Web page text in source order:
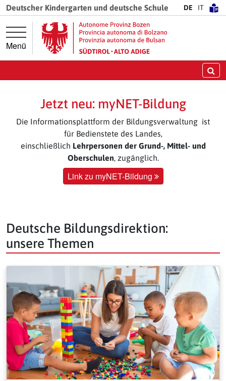
Springe direkt zur Hauptnavigation
Springe direkt zum Inhalt
Deutscher Kindergarten und deutsche Schule DE IT
Menü
Jetzt neu: myNET-Bildung
Die Informationsplattform der Bildungsverwaltung ist
für Bedienstete des Landes,
einschließlich Lehrpersonen der Grund-, Mittel- und
Oberschulen, zugänglich.
Link zu myNET-Bildung
Deutsche Bildungsdirektion:
unsere Themen